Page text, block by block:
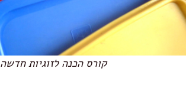
קורס הכנה לזוגיות חדשה